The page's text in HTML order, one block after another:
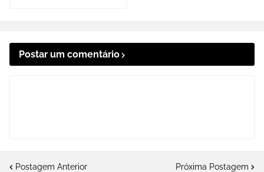
Postar um comentário
Postagem Anterior Próxima Postagem